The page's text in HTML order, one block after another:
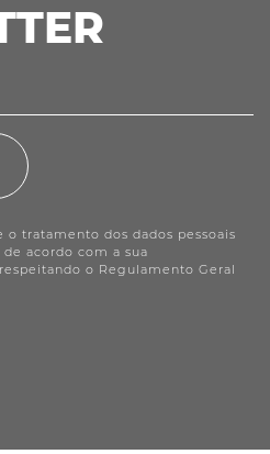
o tratamento dos dados pessoais
acordo com a sua
o Regulamento Geral